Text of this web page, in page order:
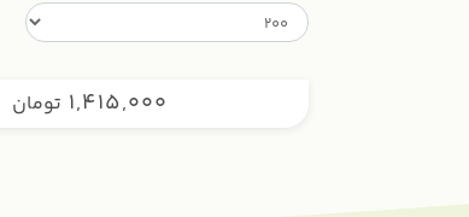
1,415,000 تومان